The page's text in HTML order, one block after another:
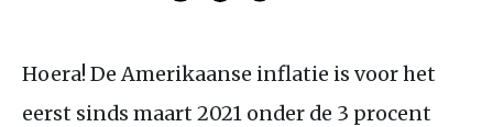
Hoera! De Amerikaanse inflatie is voor het
eerst sinds maart 2021 onder de 3 procent